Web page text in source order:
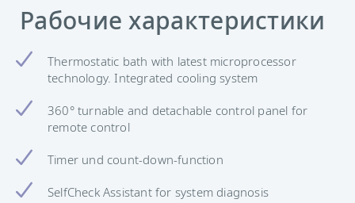
Рабочие характеристики
Thermostatic bath with latest microprocessor
technology. Integrated cooling system
360° turnable and detachable control panel for
remote control
Timer und count-down-function
SelfCheck Assistant for system diagnosis